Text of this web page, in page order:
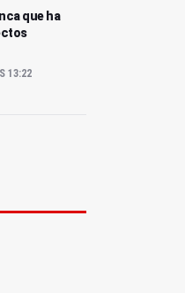
que ha
13:22